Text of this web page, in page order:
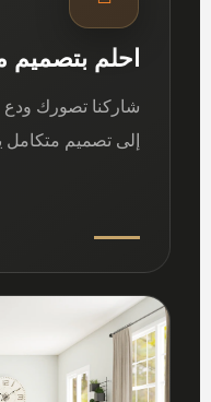
احلم بتصميم
شاركنا تصورك ودع
إلى تصميم متكامل